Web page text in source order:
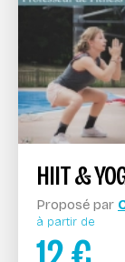
HIIT &
Proposé par
à partir de